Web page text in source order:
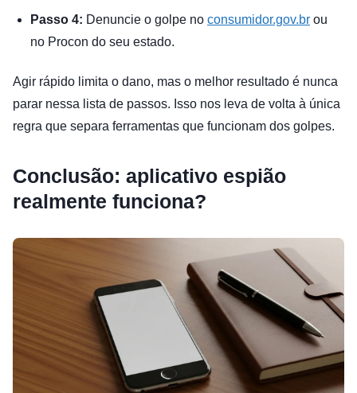
Passo 4: Denuncie o golpe no consumidor.gov.br ou
no Procon do seu estado.
Agir rápido limita o dano, mas o melhor resultado é nunca
parar nessa lista de passos. Isso nos leva de volta à única
regra que separa ferramentas que funcionam dos golpes.
Conclusão: aplicativo espião
realmente funciona?